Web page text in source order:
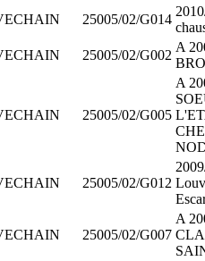
25005/02/G014
25005/02/G002
A
25005/02/G005
A
25005/02/G012
25005/02/G007
A